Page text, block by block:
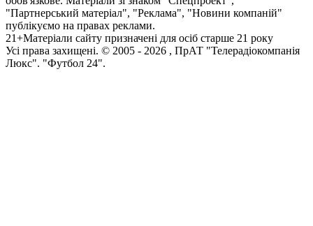
"Партнерський матеріал", "Реклама", "Новини компаній"
публікуємо на правах реклами.
21+Матеріали сайту призначені для осіб старше 21 року
Усi права захищенi. © 2005 - 2026 , ПрАТ "Телерадіокомпанія
Люкс". "Футбол 24".